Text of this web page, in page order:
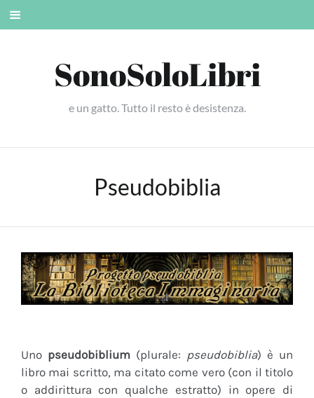
Skip
SonoSoloLibri
e un gatto. Tutto il resto è desistenza.
Pseudobiblia
Uno pseudobiblium (plurale: pseudobiblia) è un
libro mai scritto, ma citato come vero (con il titolo
o addirittura con qualche estratto) in opere di